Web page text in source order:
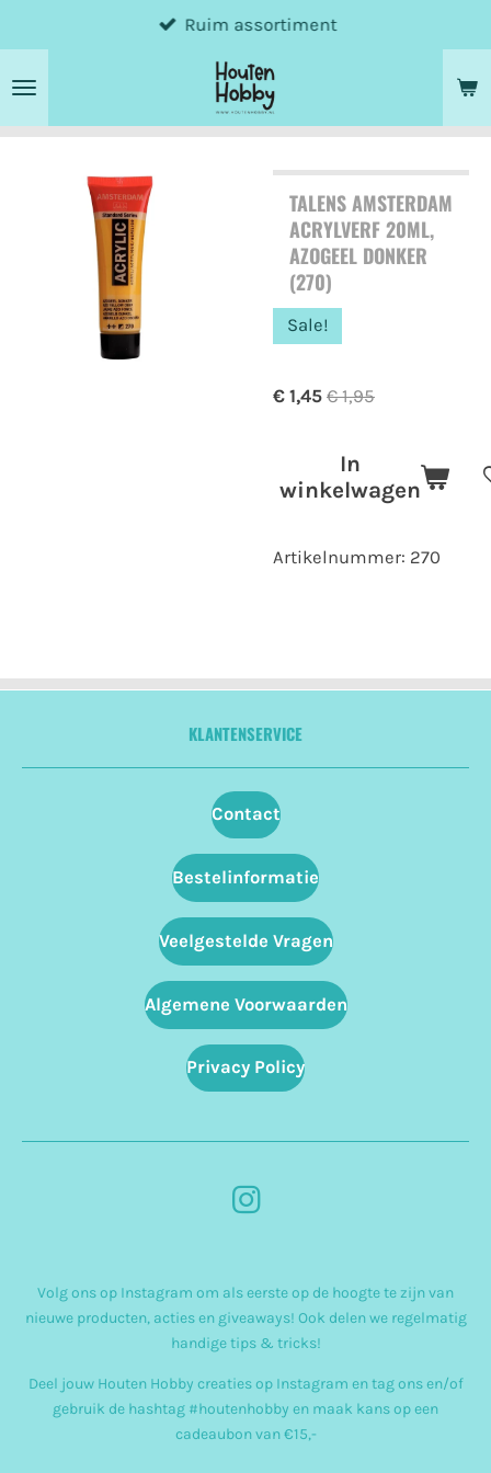
direct
naar
Ruim assortiment
TALENS AMSTERDAM
ACRYLVERF 20ML,
AZOGEEL DONKER
(270)
Sale!
€ 1,45 € 1,95
In
winkelwagen
Artikelnummer: 270
KLANTENSERVICE
Contact
Bestelinformatie
Veelgestelde Vragen
Algemene Voorwaarden
Privacy Policy
I
t
a
g
r
a
Volg ons op Instagram om als eerste op de hoogte te zijn van
nieuwe producten, acties en giveaways! Ook delen we regelmatig
handige tips & tricks!
Deel jouw Houten Hobby creaties op Instagram en tag ons en/of
gebruik de hashtag #houtenhobby en maak kans op een
cadeaubon van €15,-